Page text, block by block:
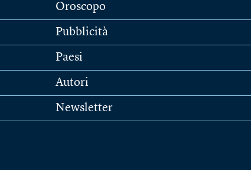
Oroscopo
Pubblicità
Paesi
Autori
Newsletter